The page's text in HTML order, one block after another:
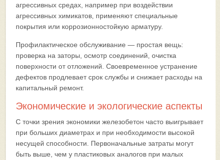
агрессивных средах, например при воздействии
агрессивных химикатов, применяют специальные
покрытия или коррозионностойкую арматуру.
Профилактическое обслуживание — простая вещь:
проверка на заторы, осмотр соединений, очистка
поверхности от отложений. Своевременное устранение
дефектов продлевает срок службы и снижает расходы на
капитальный ремонт.
Экономические и экологические аспекты
С точки зрения экономики железобетон часто выигрывает
при больших диаметрах и при необходимости высокой
несущей способности. Первоначальные затраты могут
быть выше, чем у пластиковых аналогов при малых